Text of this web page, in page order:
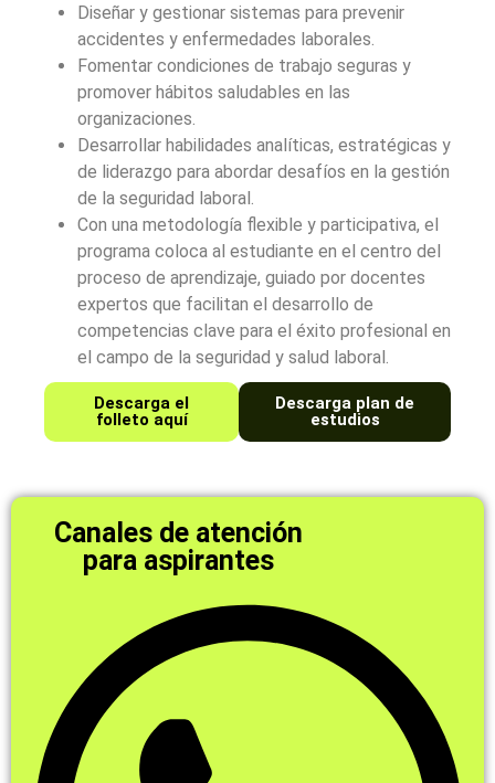
Diseñar y gestionar sistemas para prevenir
accidentes y enfermedades laborales.
Fomentar condiciones de trabajo seguras y
promover hábitos saludables en las
organizaciones.
Desarrollar habilidades analíticas, estratégicas y
de liderazgo para abordar desafíos en la gestión
de la seguridad laboral.
Con una metodología flexible y participativa, el
programa coloca al estudiante en el centro del
proceso de aprendizaje, guiado por docentes
expertos que facilitan el desarrollo de
competencias clave para el éxito profesional en
el campo de la seguridad y salud laboral.
Descarga el
folleto aquí
Descarga plan de
estudios
Canales de atención
para aspirantes